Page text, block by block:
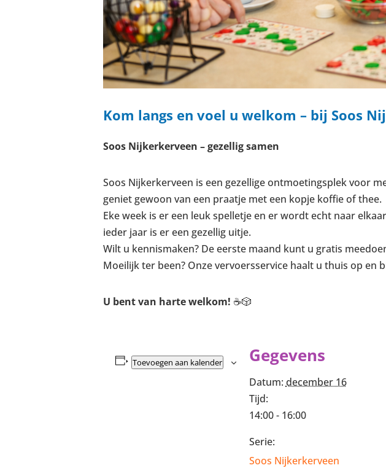
Kom langs en voel u welkom – bij Soos
Soos Nijkerkerveen – gezellig samen
Soos Nijkerkerveen is een gezellige ontmoetingsplek voor
geniet gewoon van een praatje met een kopje koffie of thee.
Eke week is er een leuk spelletje en er wordt echt naar
ieder jaar is er een gezellig uitje.
Wilt u kennismaken? De eerste maand kunt u gratis
Moeilijk ter been? Onze vervoersservice haalt u thuis op
U bent van harte welkom! ☕🎲
Toevoegen aan kalender Gegevens
Datum: december 16
Tijd:
14:00 - 16:00
Serie:
Soos Nijkerkerveen